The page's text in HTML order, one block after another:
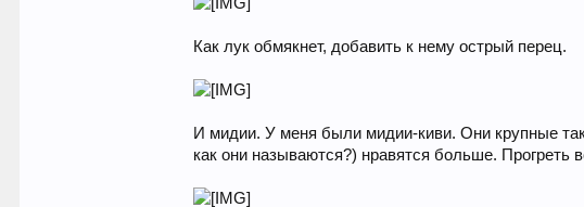
Как лук обмякнет, добавить к нему острый перец.
И мидии. У меня были мидии-киви. Они крупные
как они называются?) нравятся больше. Прогреть